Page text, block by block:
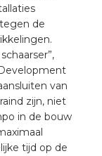
de
van
zijn, niet
in de bouw
tijd op de